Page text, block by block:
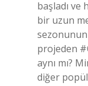
başladı ve
bir uzun
sezonunun
projeden
aynı mı?
diğer